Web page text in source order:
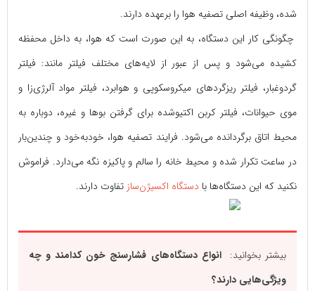
شده، وظیفه اصلی تصفیه هوا را بر‌عهده دارند.
چگونگی کار این دستگاه، به این صورت است که هوا، به داخل محفظه
کشیده می‌شود و پس از عبور از لایه‌های مختلف فیلتر مانند: فیلتر
گرد‌وغبار، فیلتر ریزگرد‌های میکروسکوپی و هوابرد، فیلتر مواد آلرژی‌زا و
موی حیوانات، فیلتر کربن اکتیو‌شده برای گرفتن بو‌ها و غیره، دوباره به
محیط اتاق برگردانده می‌شود. فرایند تصفیه هوا، خود‌به‌خود و چندین‌بار
در ساعت تکرار شده و محیط خانه را سالم و پاکیزه نگه می‌دارد. فراموش
نکنید که این دستگاه‌ها با دستگاه اکسیژن‌ساز تفاوت دارند.
بیشتر بخوانید: انواع دستگاه‌های فشارسنج خون کدامند و چه
ویژگی‌هایی دارند؟